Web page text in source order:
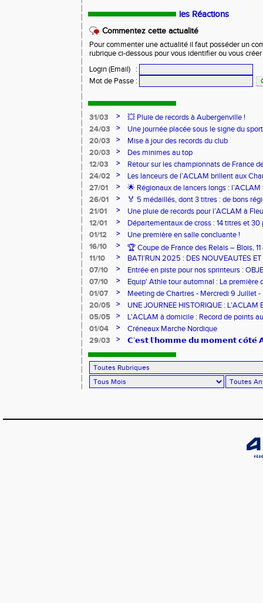
les Réactions
Commentez cette actualité
Pour commenter une actualité il faut posséder un
rubrique ci-dessous pour vous identifier ou vous
Login (Email)
:
Mot de Passe :
31/03 >
💥 Pluie de records à Aubergenville !
24/03
>
Une journée placée sous le signe du
20/03
>
Mise à jour des records du club
20/03
>
Des minimes au top
12/03
>
Retour sur les championnats de France
24/02
>
Les lanceurs de l’ACLAM brillent aux
Lancers Longs à Nice
27/01 >
🌟 Régionaux de lancers longs :
sur-Loire
26/01 >
🏅 5 médaillés, dont 3 titres : de bons
pour l’Aclam !
21/01 >
Une pluie de records pour l’ACLAM à
12/01
>
Départementaux de cross : 14 titres et 30
01/12
>
Une première en salle concluante !
16/10
>
🏆 Coupe de France des Relais – Blois,
11/10
>
BATI’RUN 2025 : DES NOUVEAUTES
07/10
>
Entrée en piste pour nos sprinteurs :
FRANCE !
07/10 >
Equip' Athle tour automnal : La première
jeunes !
01/07 >
Meeting de Chartres - Mercredi 9 Juillet
20/05
>
UNE JOURNEE HISTORIQUE : L’ACLAM
05/05
>
L'ACLAM à domicile : Record de points
01/04
>
Créneaux Marche Nordique
29/03
> 𝗖’𝗲𝘀𝘁 𝗹’𝗵𝗼𝗺𝗺𝗲 𝗱𝘂 𝗺𝗼𝗺𝗲𝗻𝘁 𝗰𝗼̂𝘁𝗲́